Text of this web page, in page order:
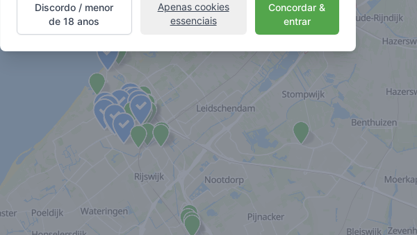
Concordar &
entrar
Apenas cookies
essenciais
Discordo / menor
de 18 anos